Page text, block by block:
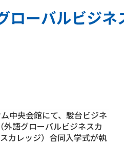
中央会館にて、駿台ビジネ
語グローバルビジネスカ
カレッジ）合同入学式が執